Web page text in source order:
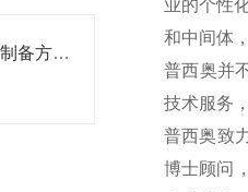
微孔滤膜的基本结构、制备方法、性能特点以及应用领域
业的个性
和中间体
普西奥并
技术服务
普西奥致
博士顾问